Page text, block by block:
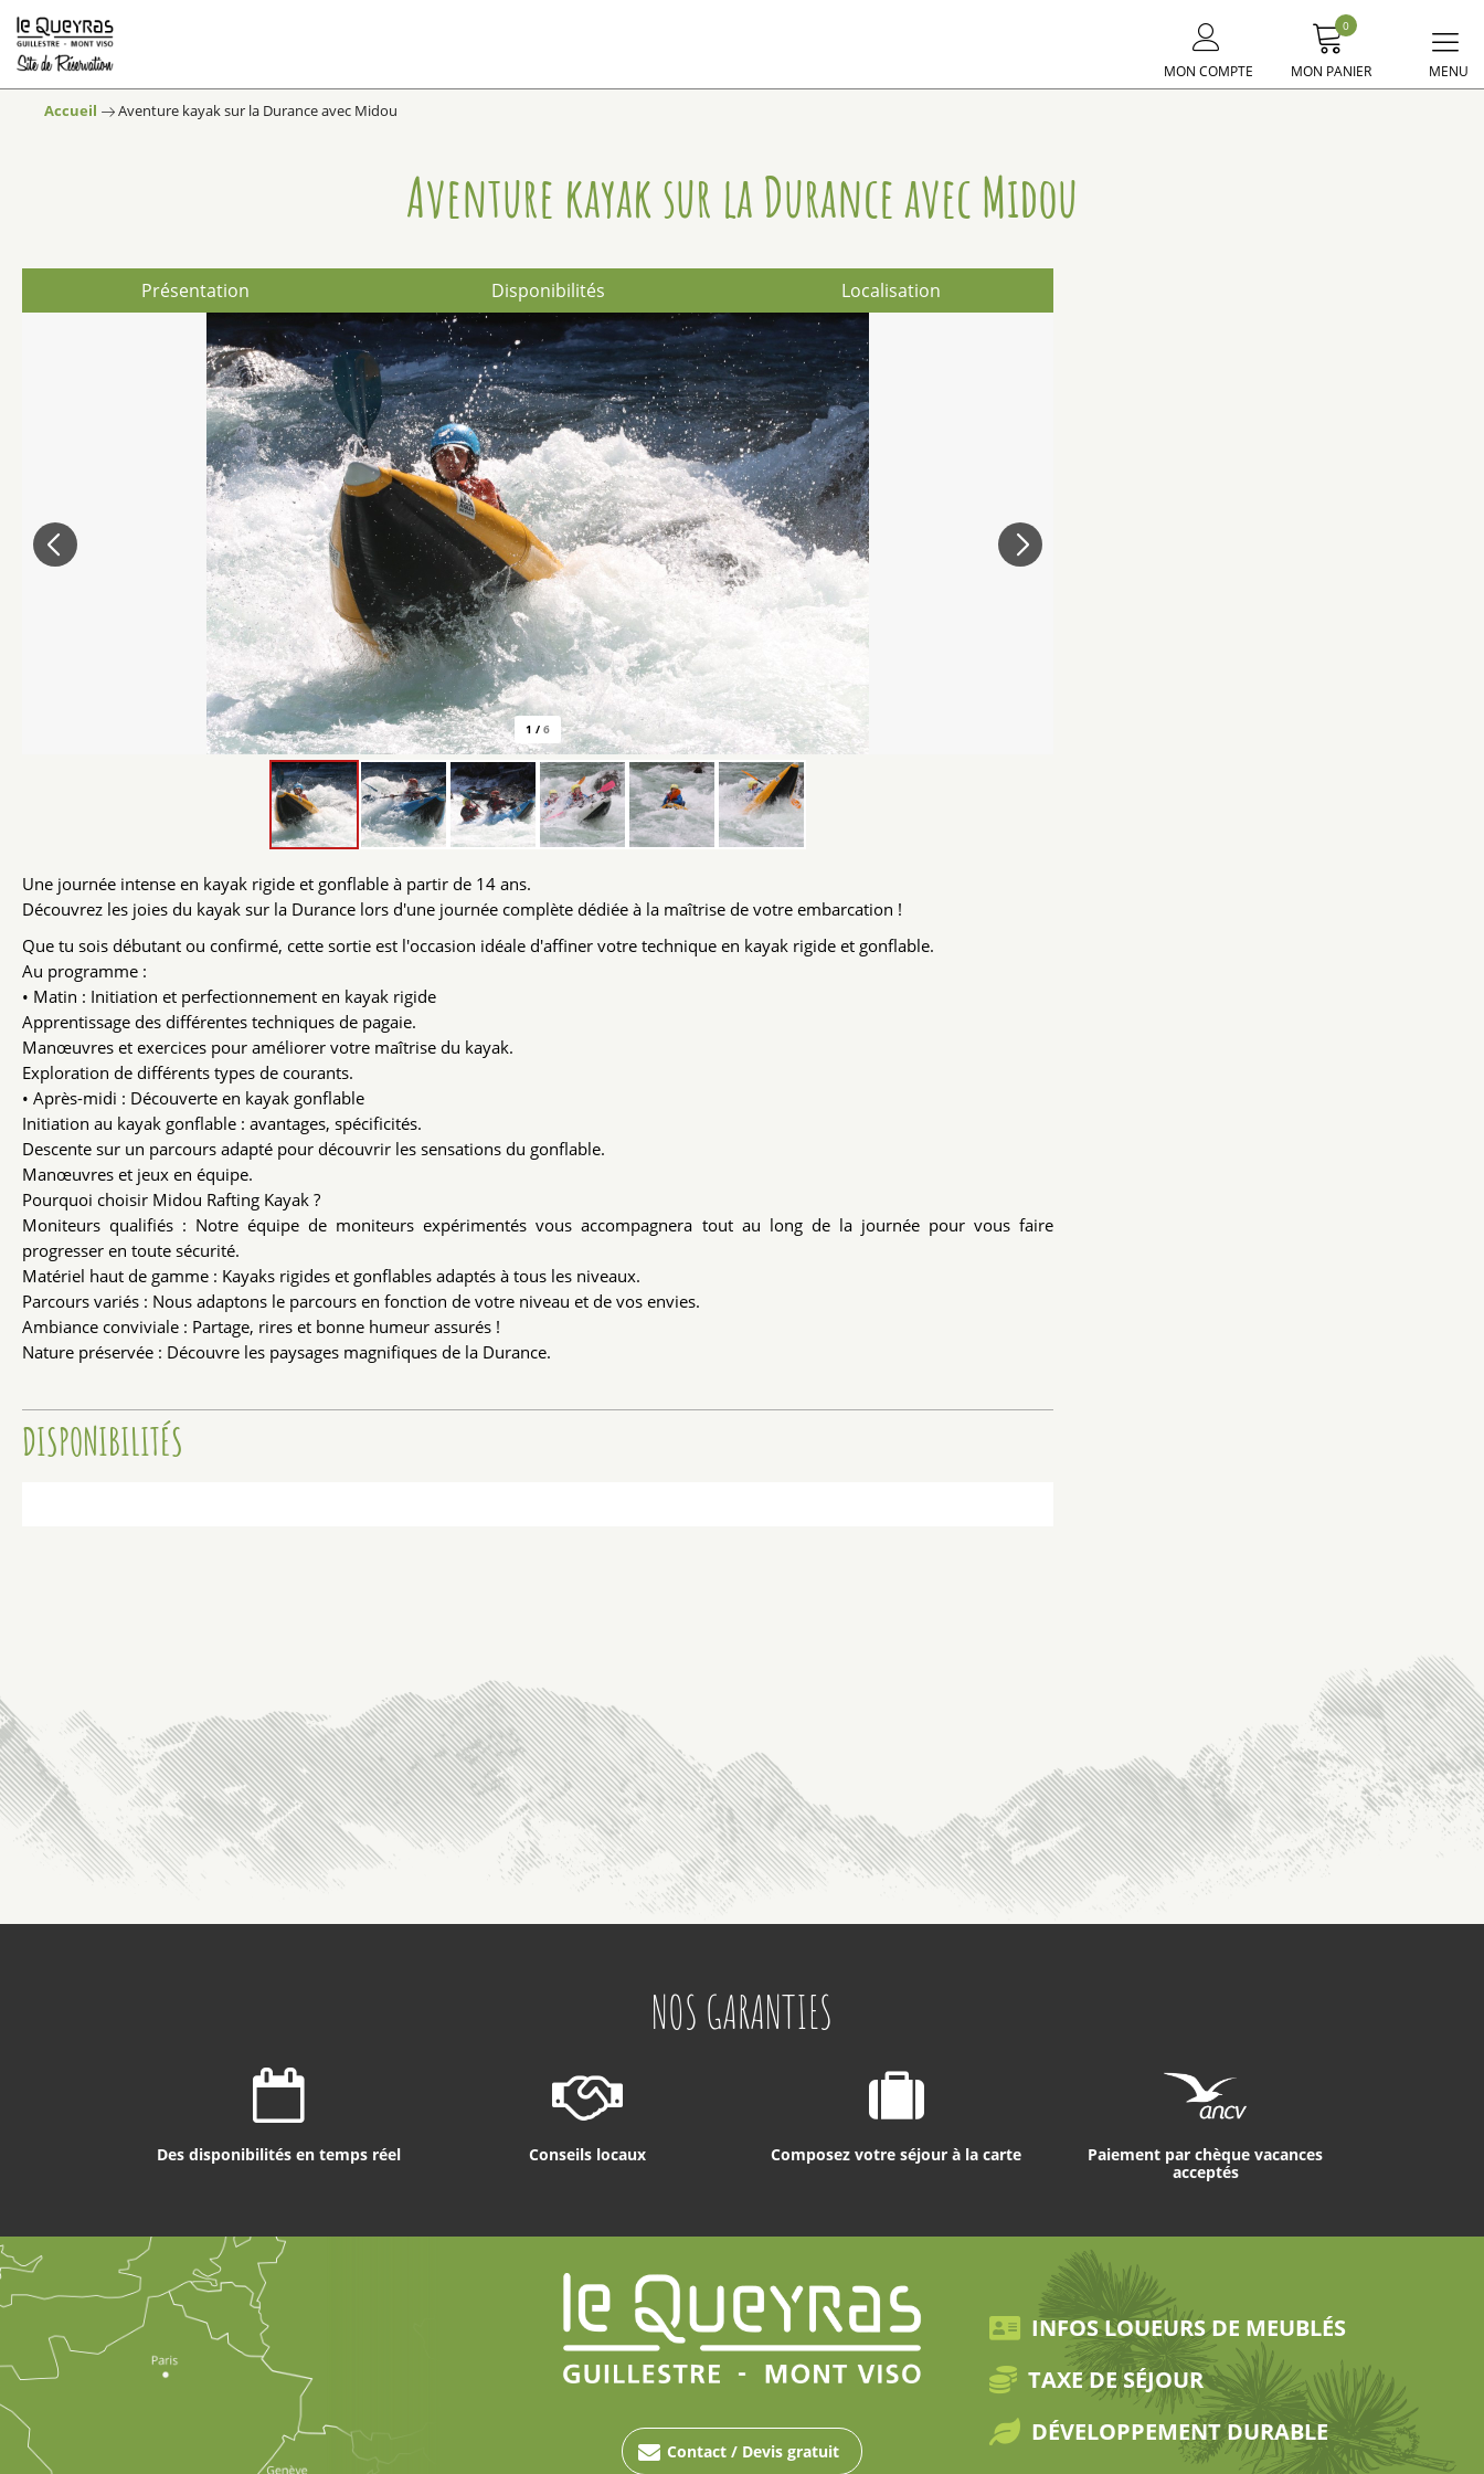
MON COMPTE MON PANIER
0
principal
Accueil Aventure kayak sur la Durance avec Midou
Aventure kayak sur la Durance avec Midou
Présentation Disponibilités Localisation
1 / 6
Une journée intense en kayak rigide et gonflable à partir de 14 ans.
Découvrez les joies du kayak sur la Durance lors d'une journée complète dédiée à la maîtrise de votre embarcation !
Que tu sois débutant ou confirmé, cette sortie est l'occasion idéale d'affiner votre technique en kayak rigide et gonflable.
Au programme :
• Matin : Initiation et perfectionnement en kayak rigide
Apprentissage des différentes techniques de pagaie.
Manœuvres et exercices pour améliorer votre maîtrise du kayak.
Exploration de différents types de courants.
• Après-midi : Découverte en kayak gonflable
Initiation au kayak gonflable : avantages, spécificités.
Descente sur un parcours adapté pour découvrir les sensations du gonflable.
Manœuvres et jeux en équipe.
Pourquoi choisir Midou Rafting Kayak ?
Moniteurs qualifiés : Notre équipe de moniteurs expérimentés vous accompagnera tout au long de la journée pour vous faire
progresser en toute sécurité.
Matériel haut de gamme : Kayaks rigides et gonflables adaptés à tous les niveaux.
Parcours variés : Nous adaptons le parcours en fonction de votre niveau et de vos envies.
Ambiance conviviale : Partage, rires et bonne humeur assurés !
Nature préservée : Découvre les paysages magnifiques de la Durance.
DISPONIBILITÉS
NOS GARANTIES
Des disponibilités en temps réel Conseils locaux Composez votre séjour à la carte
Paiement par chèque vacances
acceptés
Contact / Devis gratuit
INFOS LOUEURS DE MEUBLÉS
TAXE DE SÉJOUR
DÉVELOPPEMENT DURABLE